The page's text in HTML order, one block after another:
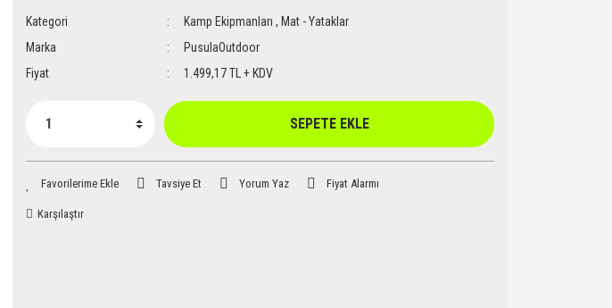
Kategori Kamp Ekipmanları , Mat - Yataklar
Marka
PusulaOutdoor
Fiyat
1.499,17 TL + KDV
SEPETE EKLE
Tavsiye Et Yorum Yaz Fiyat Alarmı
Karşılaştır